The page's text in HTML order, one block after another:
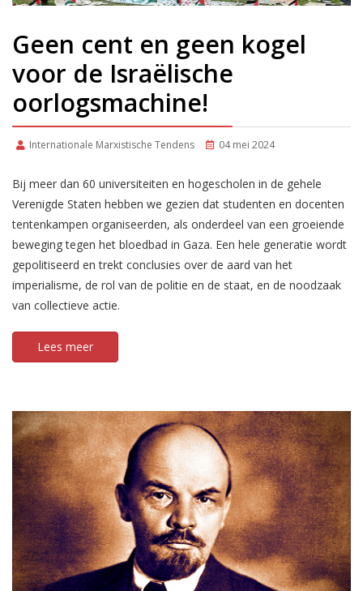
Geen cent en geen kogel
voor de Israëlische
oorlogsmachine!
Internationale Marxistische Tendens 04 mei 2024
Bij meer dan 60 universiteiten en hogescholen in de gehele
Verenigde Staten hebben we gezien dat studenten en docenten
tentenkampen organiseerden, als onderdeel van een groeiende
beweging tegen het bloedbad in Gaza. Een hele generatie wordt
gepolitiseerd en trekt conclusies over de aard van het
imperialisme, de rol van de politie en de staat, en de noodzaak
van collectieve actie.
Lees meer